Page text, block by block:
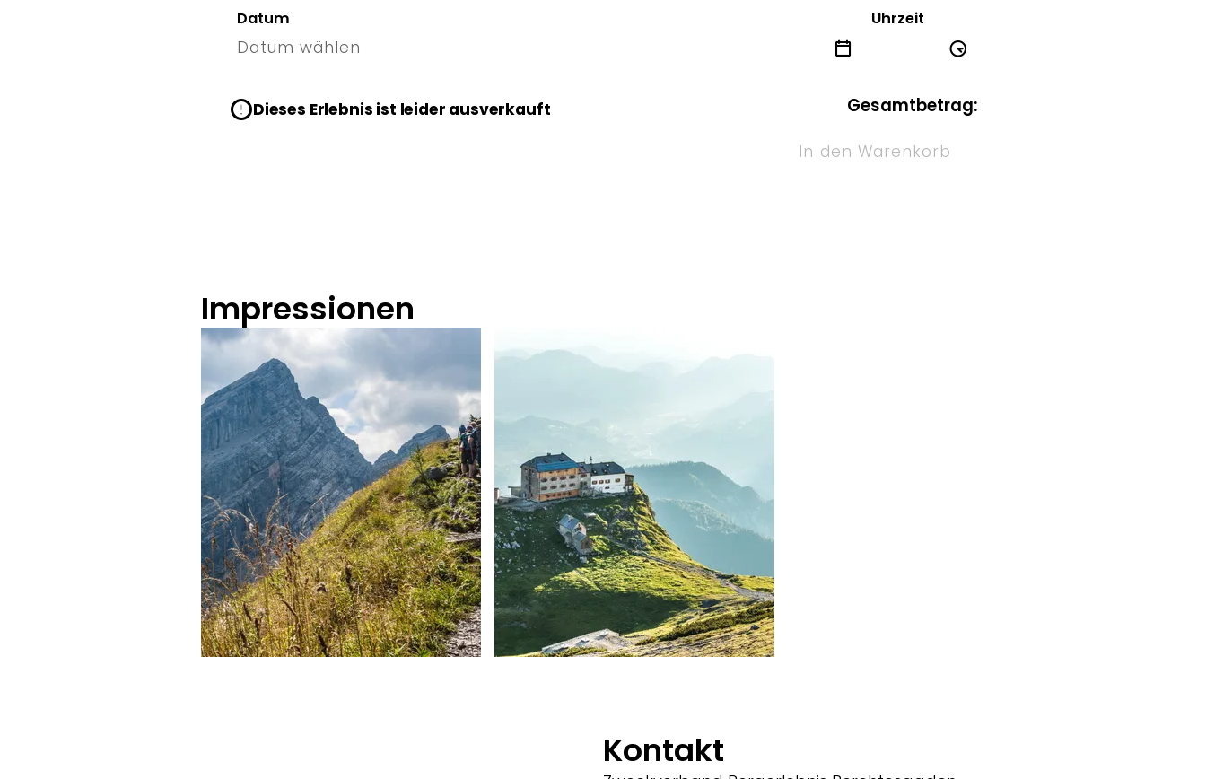
Datum
Datum wählen
Uhrzeit
Dieses Erlebnis ist leider ausverkauft Gesamtbetrag:
In den Warenkorb
Impressionen
Kontakt